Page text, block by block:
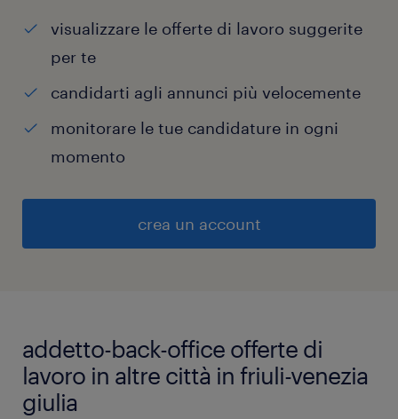
visualizzare le offerte di lavoro suggerite
per te
candidarti agli annunci più velocemente
monitorare le tue candidature in ogni
momento
crea un account
addetto-back-office offerte di
lavoro in altre città in friuli-venezia
giulia